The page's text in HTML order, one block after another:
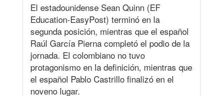
El estadounidense Sean Quinn (EF
Education-EasyPost) terminó en la
segunda posición, mientras que el español
Raúl García Pierna completó el podio de la
jornada. El colombiano no tuvo
protagonismo en la definición, mientras que
el español Pablo Castrillo finalizó en el
noveno lugar.